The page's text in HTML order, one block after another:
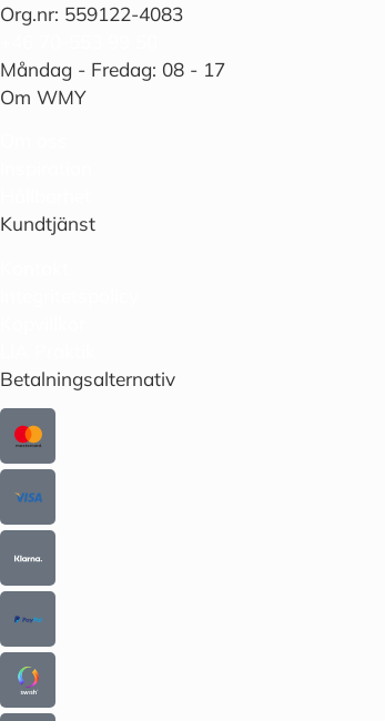
Org.nr: 559122-4083
Måndag - Fredag: 08 - 17
Om WMY
Kundtjänst
Betalningsalternativ